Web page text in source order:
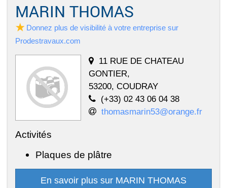
MARIN THOMAS
Donnez plus de visibilité à votre entreprise sur
Prodestravaux.com
11 RUE DE CHATEAU
GONTIER,
53200, COUDRAY
(+33) 02 43 06 04 38
thomasmarin53@orange.fr
Activités
Plaques de plâtre
En savoir plus sur MARIN THOMAS